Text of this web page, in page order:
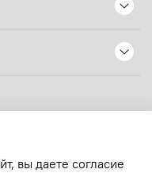
вы даете согласие